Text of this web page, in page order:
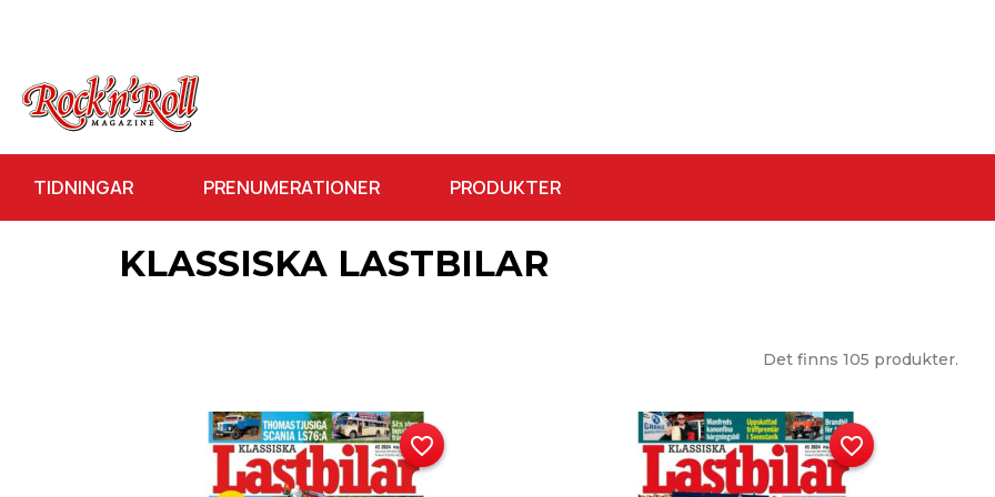
TIDNINGAR PRENUMERATIONER PRODUKTER
KLASSISKA LASTBILAR
Det finns 105 produkter.
favorite_border favorite_border